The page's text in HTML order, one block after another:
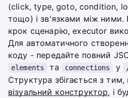
(click, type, goto, condition,
тощо) і зв'язками між ними.
крок сценарію, executor
Для автоматичного
коду - передайте повний
elements та connections у
Структура збігається з
візуальний конструктор, і